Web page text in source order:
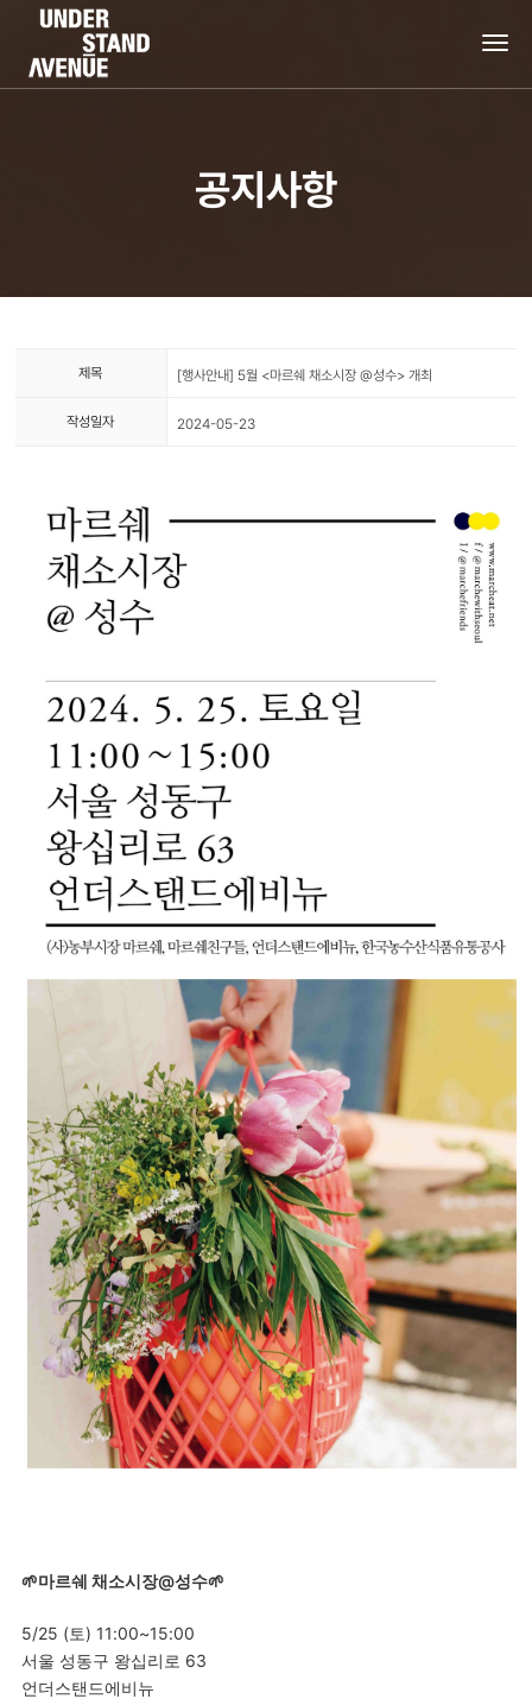
공지사항
제목 [행사안내] 5월 <마르쉐 채소시장 @성수> 개최
작성일자 2024-05-23
🌱마르쉐 채소시장@성수🌱
5/25 (토) 11:00~15:00
서울 성동구 왕십리로 63
언더스탠드에비뉴